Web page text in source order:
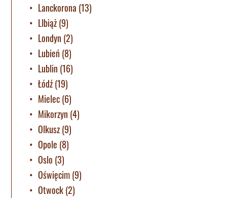
Lanckorona (13)
LIbiąż(9)
Londyn (2)
Lubień (8)
Lublin (16)
Łódź(19)
Mielec(6)
Mikorzyn (4)
Olkusz(9)
Opole (8)
Oslo (3)
Oświęcim(9)
Otwock(2)